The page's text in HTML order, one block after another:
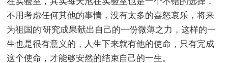
不用考虑任何其他的事情，没有太多的喜怒哀乐，将来
为祖国的'研究成果献出自己的一份微薄之力，这样的一
生也是很有意义的，人生下来就有他的使命，只有完成
这个使命，才能够安然的结束自己的一生。